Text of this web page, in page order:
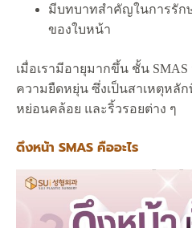
มีบทบาทสำคัญในการรัก
ของใบหน้า
เมื่อเรามีอายุมากขึ้น ชั้น
ความยืดหยุ่น ซึ่งเป็นสาเหตุหลั
หย่อนคล้อย และริ้วรอยต่าง ๆ
ดึงหน้า SMAS คืออะไร